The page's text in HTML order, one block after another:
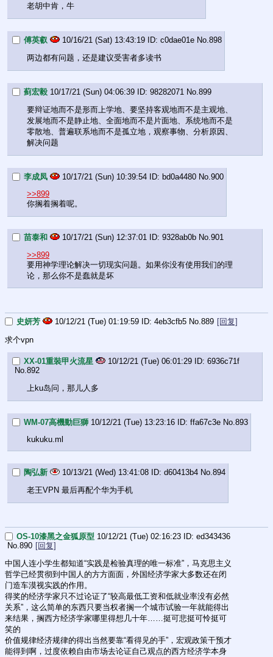
老胡中肯，牛
傅英叡 10/16/21 (Sat) 13:43:19 c0dae01e No. 898
两边都有问题，还是建议受害者多读书
蓟宏毅 10/17/21 (Sun) 04:06:39 98282071 No. 899
要辩证地而不是形而上学地、要坚持客观地而不是主观地、
发展地而不是静止地、全面地而不是片面地、系统地而不是
零散地、普遍联系地而不是孤立地，观察事物、分析原因、
解决问题
李成凤 10/17/21 (Sun) 10:39:54 bd0a4480 No. 900
>>899
你搁着搁着呢。
苗泰和 10/17/21 (Sun) 12:37:01 9328ab0b No.901
>>899
要用神学理论解决一切现实问题。如果你没有使用我们的理
论，那么你不是蠢就是坏
史妍芳 10/12/21 (Tue) 01:19:59 4eb3cfb5 No.889 [回复]
求个vpn
XX-01重裝甲火流星 10/12/21 (Tue) 06:01:29
6936c71f
No.892
上ku岛问，那儿人多
WM-07高機動巨獅 10/12/21 (Tue) 13:23:16 ffa67c3e No. 893
kukuku.ml
陶弘新 10/13/21 (Wed) 13:41:08 d60413b4 No. 894
老王VPN 最后再配个华为手机
OS-10漆黑之金狐原型 10/12/21 (Tue) 02:16:23
ed343436
No. 890 [回复]
中国人连小学生都知道“实践是检验真理的唯一标准”，马克思主义
哲学已经贯彻到中国人的方方面面，外国经济学家大多数还在闭
门造车漠视实践的作用。
得奖的经济学家只不过论证了“较高最低工资和低就业率没有必然
关系”，这么简单的东西只要当权者搁一个城市试验一年就能得出
来结果，搁西方经济学家哪里得想几十年……挺可悲挺可怜挺可
笑的
价值规律经济规律的得出当然要靠“看得见的手”，宏观政策干预才
能得到啊，过度依赖自由市场去论证自己观点的西方经济学本身